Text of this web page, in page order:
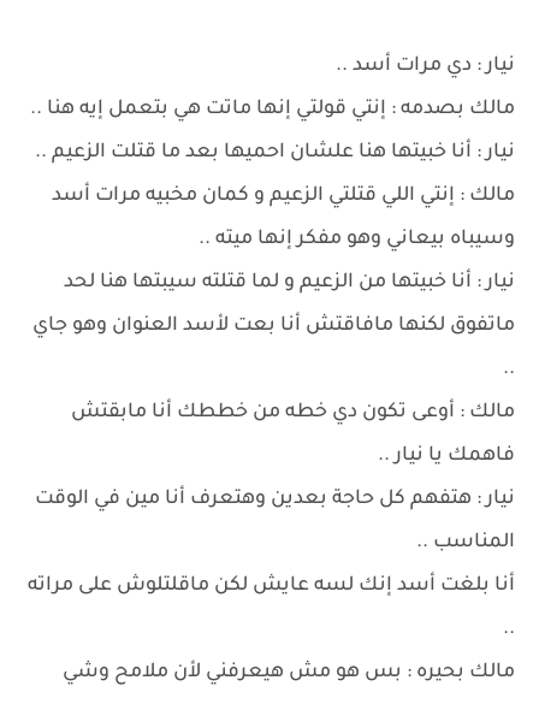
نيار : دي مرات أسد ..
مالك بصدمه : إنتي قولتي إنها ماتت هي بتعمل إيه هنا ..
نيار : أنا خبيتها هنا علشان احميها بعد ما قتلت الزعيم ..
مالك : إنتي اللي قتلتي الزعيم و كمان مخبيه مرات أسد
وسيباه بيعاني وهو مفكر إنها ميته ..
نيار : أنا خبيتها من الزعيم و لما قتلته سيبتها هنا لحد
ماتفوق لكنها مافاقتش أنا بعت لأسد العنوان وهو جاي
..
مالك : أوعى تكون دي خطه من خططك أنا مابقتش
فاهمك يا نيار ..
نيار : هتفهم كل حاجة بعدين وهتعرف أنا مين في الوقت
المناسب ..
أنا بلغت أسد إنك لسه عايش لكن ماقلتلوش على مراته
..
مالك بحيره : بس هو مش هيعرفني لأن ملامح وشي